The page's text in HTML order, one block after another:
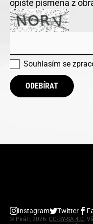
opište písmena z
Souhlasím se
ODEBÍRAT
Instagram Twitter
© Piráti, 2026. CC-BY-SA 4.0.